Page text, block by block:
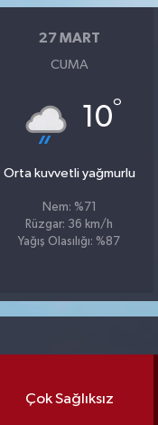
27 MART
CUMA
10°
Orta kuvvetli yağmurlu
Nem: %71
Rüzgar: 36 km/h
Yağış Olasılığı: %87
Çok Sağlıksız